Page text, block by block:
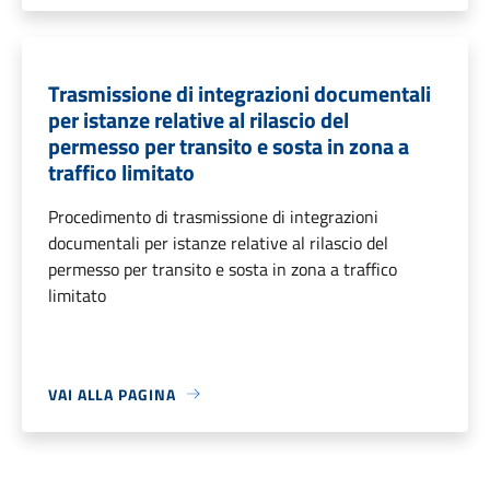
Trasmissione di integrazioni documentali
per istanze relative al rilascio del
permesso per transito e sosta in zona a
traffico limitato
Procedimento di trasmissione di integrazioni
documentali per istanze relative al rilascio del
permesso per transito e sosta in zona a traffico
limitato
VAI ALLA PAGINA